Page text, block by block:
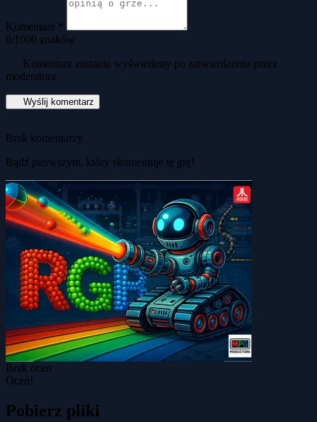
Komentarz *
0/1000 znaków
Komentarz zostanie wyświetlony po zatwierdzeniu przez
moderatora
Wyślij komentarz
Brak komentarzy
Bądź pierwszym, który skomentuje tę grę!
Brak ocen
Oceń!
Pobierz pliki